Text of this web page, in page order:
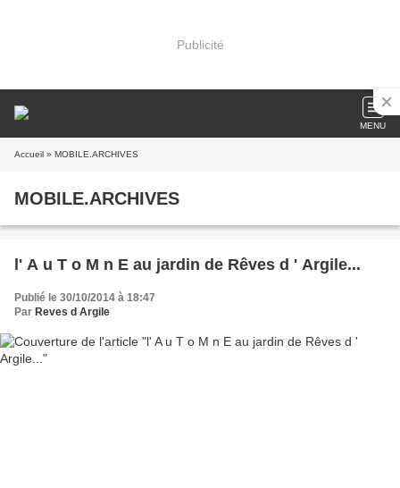
Publicité
MENU
Accueil » MOBILE.ARCHIVES
MOBILE.ARCHIVES
l' A u T o M n E au jardin de Rêves d ' Argile...
Publié le 30/10/2014 à 18:47
Par Reves d Argile